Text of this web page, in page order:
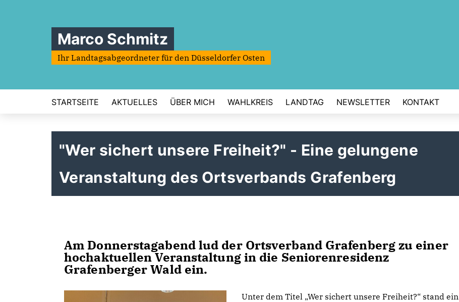
Marco Schmitz
Ihr Landtagsabgeordneter für den Düsseldorfer Osten
STARTSEITE AKTUELLES ÜBER MICH WAHLKREIS LANDTAG NEWSLETTER KONTAKT
"Wer sichert unsere Freiheit?" - Eine gelungene
Veranstaltung des Ortsverbands Grafenberg
Am Donnerstagabend lud der Ortsverband Grafenberg zu einer
hochaktuellen Veranstaltung in die Seniorenresidenz
Grafenberger Wald ein.
Unter dem Titel „Wer sichert unsere Freiheit?“ stand ein